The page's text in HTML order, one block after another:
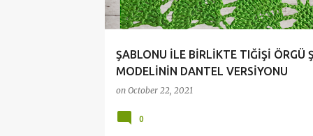
ŞABLONU İLE BİRLİKTE TIĞİŞİ ÖRGÜ
MODELİNİN DANTEL VERSİYONU
on October 22, 2021
0